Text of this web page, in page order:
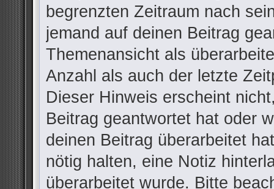
begrenzten Zeitraum nach
jemand auf deinen Beitrag
Themenansicht als
Anzahl als auch der letzte
Dieser Hinweis erscheint
Beitrag geantwortet hat oder
deinen Beitrag überarbeitet
nötig halten, eine Notiz
überarbeitet wurde. Bitte